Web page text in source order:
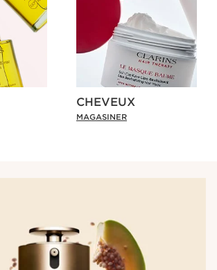
CHEVEUX
MAGASINER